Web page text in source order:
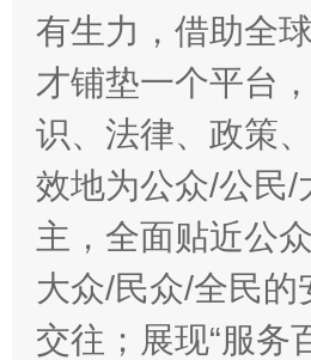
有生力，借助全
才铺垫一个平台
识、法律、政策
效地为公众/公民/
主，全面贴近公
大众/民众/全民
交往；展现“服务